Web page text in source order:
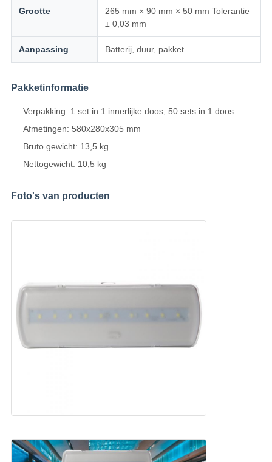
Grootte
265 mm × 90 mm × 50 mm Tolerantie
± 0,03 mm
Aanpassing Batterij, duur, pakket
Pakketinformatie
Verpakking: 1 set in 1 innerlijke doos, 50 sets in 1 doos
Afmetingen: 580x280x305 mm
Bruto gewicht: 13,5 kg
Nettogewicht: 10,5 kg
Foto's van producten